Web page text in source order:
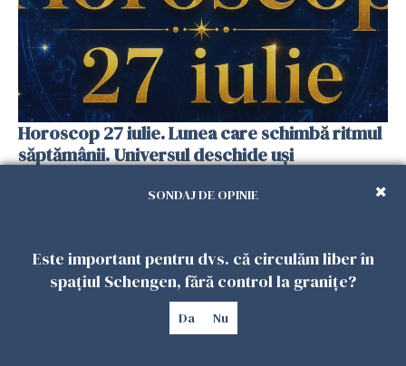
Horoscop 27 iulie. Lunea care schimbă ritmul
săptămânii. Universul deschide uși
SONDAJ DE OPINIE
Este important pentru dvs. că circulăm liber în
spațiul Schengen, fără control la granițe?
Da Nu